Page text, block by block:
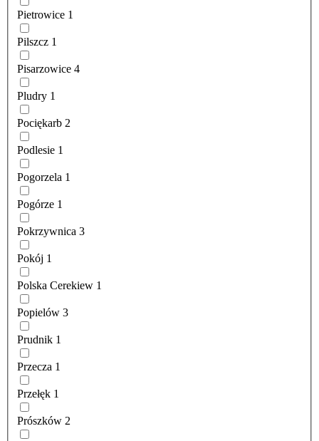
Pietrowice 1
Pilszcz 1
Pisarzowice 4
Pludry 1
Pociękarb 2
Podlesie 1
Pogorzela 1
Pogórze 1
Pokrzywnica 3
Pokój 1
Polska Cerekiew 1
Popielów 3
Prudnik 1
Przecza 1
Przełęk 1
Prószków 2